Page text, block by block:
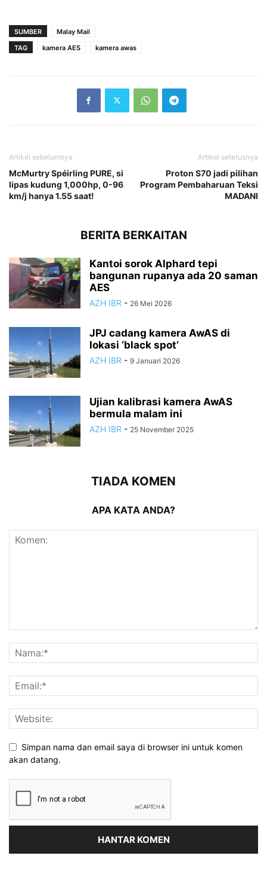
SUMBER
Malay Mail
TAG
kamera AES kamera awas
Artikel sebelumnya
McMurtry Spéirling PURE, si
lipas kudung 1,000hp, 0-96
km/j hanya 1.55 saat!
Artikel seterusnya
Proton S70 jadi pilihan
Program Pembaharuan Teksi
MADANI
BERITA BERKAITAN
Kantoi sorok Alphard tepi
bangunan rupanya ada 20 saman
AES
AZH IBR - 26 Mei 2026
JPJ cadang kamera AwAS di
lokasi ‘black spot’
AZH IBR - 9 Januari 2026
Ujian kalibrasi kamera AwAS
bermula malam ini
AZH IBR - 25 November 2025
TIADA KOMEN
APA KATA ANDA?
Simpan nama dan email saya di browser ini untuk komen
akan datang.